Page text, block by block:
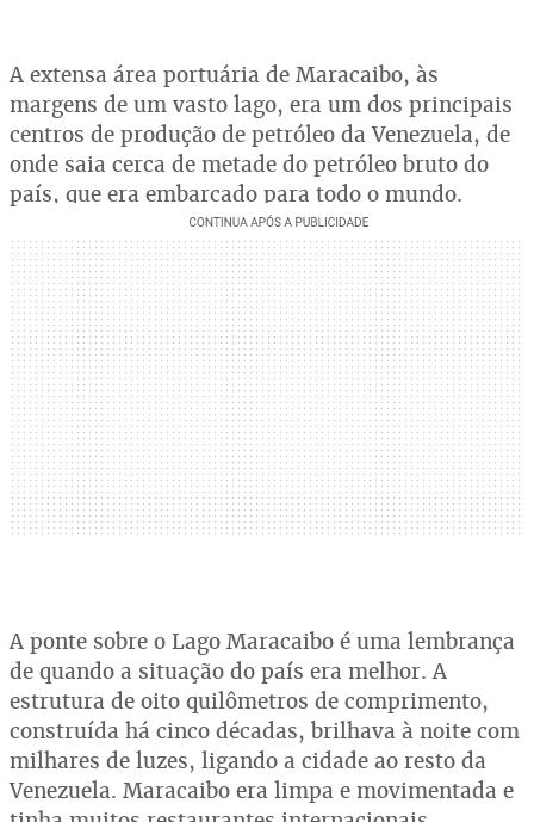
A extensa área portuária de Maracaibo, às
margens de um vasto lago, era um dos principais
centros de produção de petróleo da Venezuela, de
onde saia cerca de metade do petróleo bruto do
país, que era embarcado para todo o mundo.
A ponte sobre o Lago Maracaibo é uma lembrança
de quando a situação do país era melhor. A
estrutura de oito quilômetros de comprimento,
construída há cinco décadas, brilhava à noite com
milhares de luzes, ligando a cidade ao resto da
Venezuela. Maracaibo era limpa e movimentada e